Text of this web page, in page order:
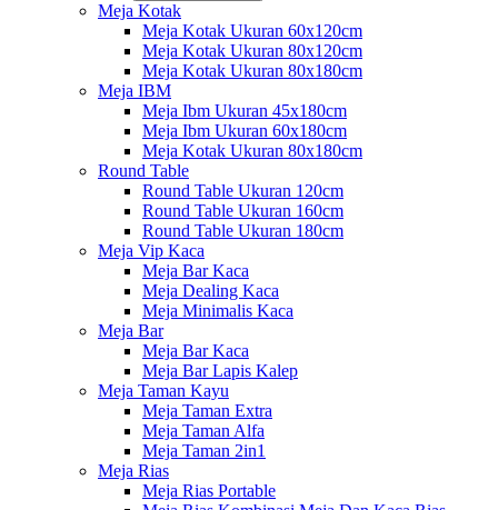
Meja Kotak
Meja Kotak Ukuran 60x120cm
Meja Kotak Ukuran 80x120cm
Meja Kotak Ukuran 80x180cm
Meja IBM
Meja Ibm Ukuran 45x180cm
Meja Ibm Ukuran 60x180cm
Meja Kotak Ukuran 80x180cm
Round Table
Round Table Ukuran 120cm
Round Table Ukuran 160cm
Round Table Ukuran 180cm
Meja Vip Kaca
Meja Bar Kaca
Meja Dealing Kaca
Meja Minimalis Kaca
Meja Bar
Meja Bar Kaca
Meja Bar Lapis Kalep
Meja Taman Kayu
Meja Taman Extra
Meja Taman Alfa
Meja Taman 2in1
Meja Rias
Meja Rias Portable